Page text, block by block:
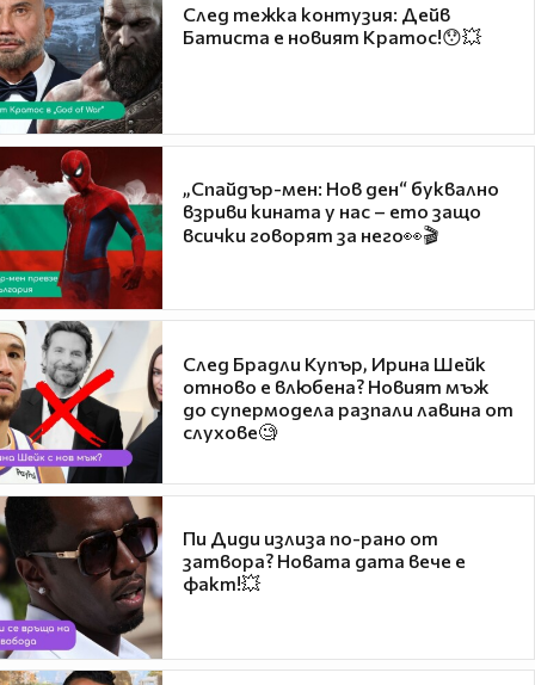
След тежка контузия: Дейв
Батиста е новият Кратос!😯💥
„Спайдър-мен: Нов ден“ буквално
взриви кината у нас – ето защо
всички говорят за него👀🎬
След Брадли Купър, Ирина Шейк
отново е влюбена? Новият мъж
до супермодела разпали лавина от
слухове🧐
Пи Диди излиза по-рано от
затвора? Новата дата вече е
факт!💥